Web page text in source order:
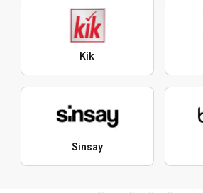
Kik
Sinsay